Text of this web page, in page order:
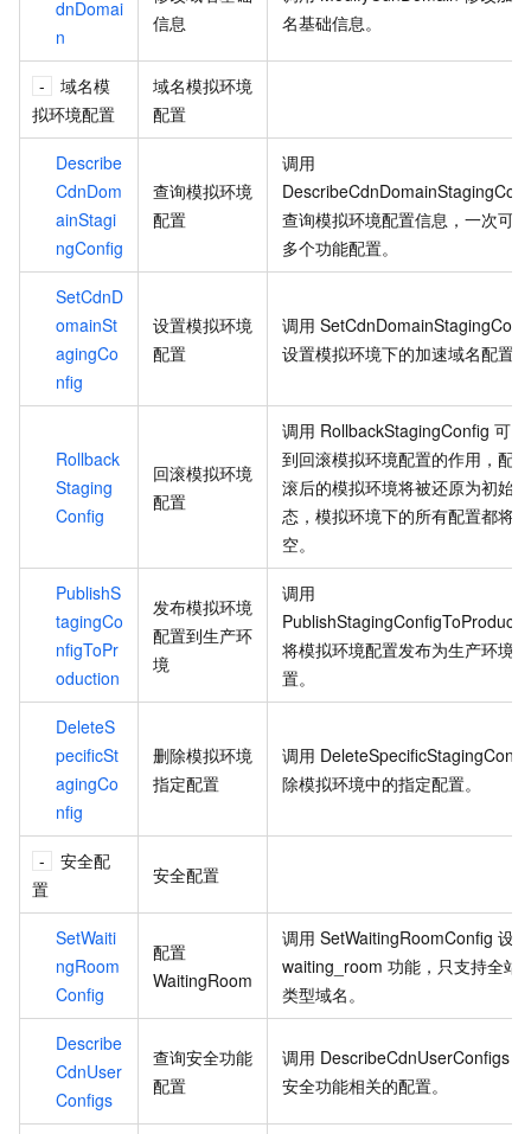
dnDomai
n
信息
名基础信息。
域名模
拟环境配置
域名模拟环境
配置
Describe
CdnDom
ainStagi
ngConfig
查询模拟环境
配置
调用
查询模拟环境配置信息，一次可
多个功能配置。
SetCdnD
omainSt
agingCo
nfig
设置模拟环境
配置
调用
设置模拟环境下的加速域名配置。
Rollback
Staging
Config
回滚模拟环境
配置
调用 RollbackStagingConfig 可
到回滚模拟环境配置的作用，配
滚后的模拟环境将被还原为初始状
态，模拟环境下的所有配置都将
空。
PublishS
tagingCo
nfigToPr
oduction
发布模拟环境
配置到生产环
境
调用
将模拟环境配置发布为生产环境配
置。
DeleteS
pecificSt
agingCo
nfig
删除模拟环境
指定配置
调用
除模拟环境中的指定配置。
安全配
置
安全配置
SetWaiti
ngRoom
Config
配置
WaitingRoom
调用 SetWaitingRoomConfig 设置
waiting_room 功能，只支持全站
类型域名。
Describe
CdnUser
Configs
查询安全功能
配置
调用 DescribeCdnUserConfigs
安全功能相关的配置。